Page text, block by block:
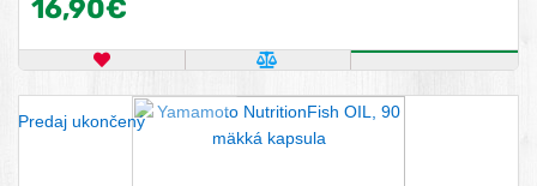
16,90€
OBĽÚBENÝ PRODUKTPOROVNAŤ PRODUKTKÚPIŤ
Predaj ukončený